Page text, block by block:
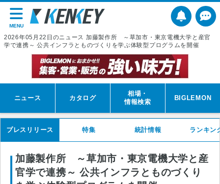
MENU
2026年05月22日のニュース 加藤製作所 ～草加市・東京電機大学と産官
学で連携～ 公共インフラとものづくりを学ぶ体験型プログラムを開催
ニュース カタログ
相場・
情報検索
BIGLEMON
プレスリリース 特集 統計情報 ランキン
加藤製作所 ～草加市・東京電機大学と産
官学で連携～ 公共インフラとものづくり